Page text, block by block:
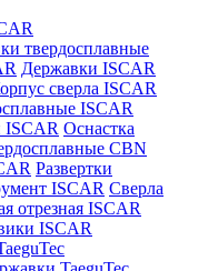
твердосплавные
Державки ISCAR
сверла ISCAR
ISCAR
ISCAR Оснастка
CBN
Развертки
ISCAR Сверла
отрезная ISCAR
ISCAR